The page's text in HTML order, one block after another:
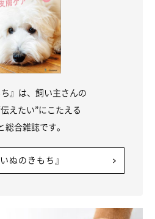
ち』は、飼い主さんの
えたい”にこたえる
総合雑誌です。
ぬのきもち』